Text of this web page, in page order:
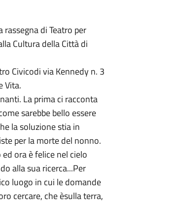
di Teatro per
Cultura della Città di
Civicodi via Kennedy n. 3
Vita.
La prima ci racconta
sarebbe bello essere
la soluzione stia in
per la morte del nonno.
ora è felice nel cielo
alla sua ricerca...Per
luogo in cui le domande
cercare, che èsulla terra,